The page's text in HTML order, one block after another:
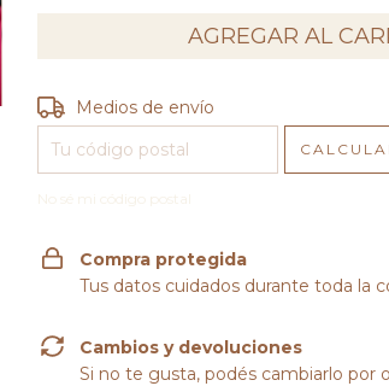
Entregas para el CP:
Medios de envío
No sé mi código postal
Compra protegida
Tus datos cuidados durante toda la
Cambios y devoluciones
Si no te gusta, podés cambiarlo por